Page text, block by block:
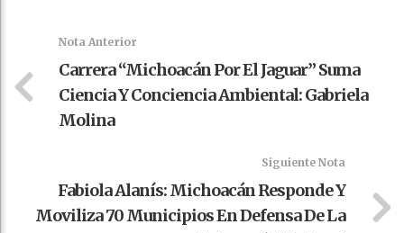
Nota Anterior
Carrera “Michoacán Por El Jaguar” Suma
Ciencia Y Conciencia Ambiental: Gabriela
Molina
Siguiente Nota
Fabiola Alanís: Michoacán Responde Y
Moviliza 70 Municipios En Defensa De La